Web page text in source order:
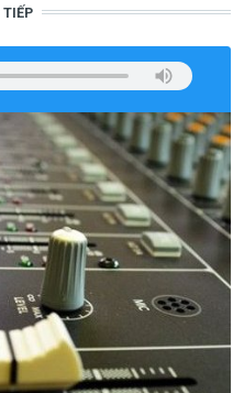
TIẾP